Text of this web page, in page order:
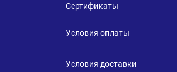
Сертификаты
Условия оплаты
Условия доставки